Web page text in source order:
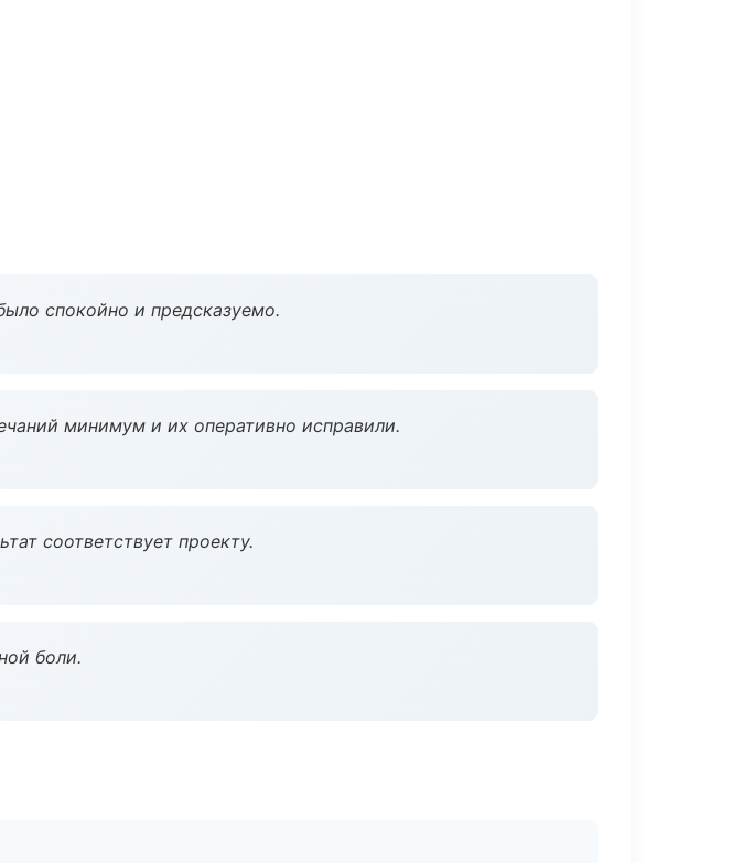
спокойно и предсказуемо.
минимум и их оперативно исправили.
соответствует проекту.
боли.